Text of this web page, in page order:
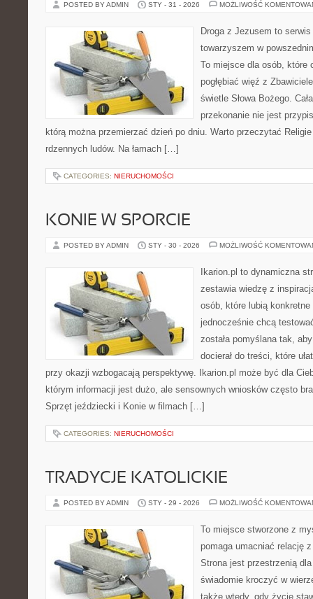
POSTED BY ADMIN STY - 31 - 2026 MOŻLIWOŚĆ
Droga z Jezusem to
towarzyszem w
To miejsce dla osób, które
pogłębiać więź z
świetle Słowa Bożego.
przekonanie nie jest
którą można przemierzać dzień po dniu. Warto przeczytać
rdzennych ludów. Na łamach […]
CATEGORIES: NIERUCHOMOŚCI
KONIE W SPORCIE
POSTED BY ADMIN STY - 30 - 2026 MOŻLIWOŚĆ
Ikarion.pl to dynamiczna
zestawia wiedzę z
osób, które lubią
jednocześnie chcą
została pomyślana tak,
docierał do treści, które
przy okazji wzbogacają perspektywę. Ikarion.pl może być dla
którym informacji jest dużo, ale sensownych wniosków często
Sprzęt jeździecki i Konie w filmach […]
CATEGORIES: NIERUCHOMOŚCI
TRADYCJE KATOLICKIE
POSTED BY ADMIN STY - 29 - 2026 MOŻLIWOŚĆ
To miejsce stworzone z
pomaga umacniać relację
Strona jest przestrzenią
świadomie kroczyć w
także wtedy, gdy życie